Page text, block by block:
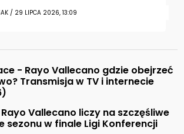
/ 29 LIPCA 2026, 13:09
- Rayo Vallecano gdzie obejrzeć
Transmisja w TV i internecie
Vallecano liczy na szczęśliwe
sezonu w finale Ligi Konferencji